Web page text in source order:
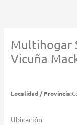
Multihogar
Vicuña
Localidad / Provincia:
Ubicación